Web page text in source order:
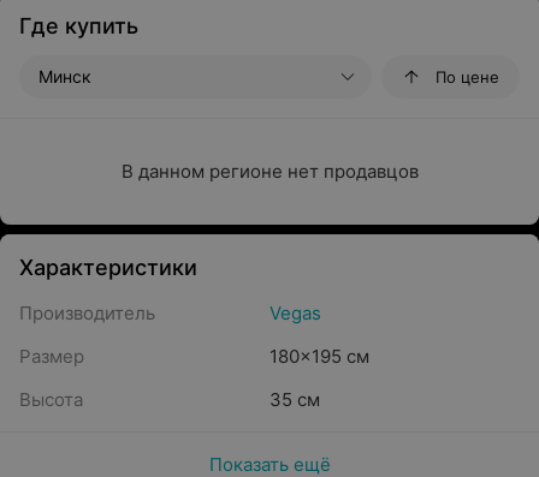
Где купить
Минск По цене
В данном регионе нет продавцов
Характеристики
Производитель
Vegas
Размер
180x195 см
Высота
35 см
Показать ещё